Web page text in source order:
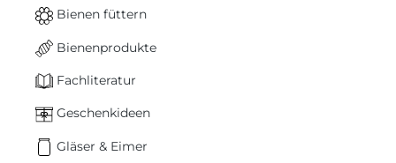
Bienen füttern
Bienenprodukte
Fachliteratur
Geschenkideen
Gläser & Eimer